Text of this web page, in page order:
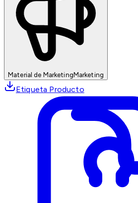
Material de MarketingMarketing
Etiqueta Producto